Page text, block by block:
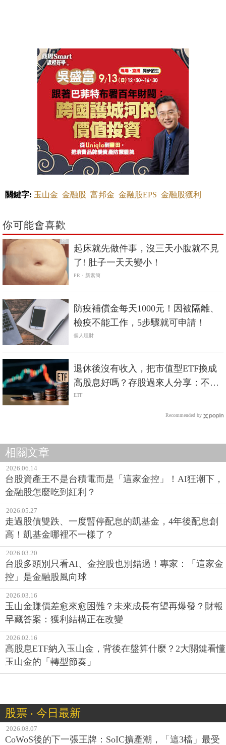
關鍵字: 玉山金 金融股 富邦金 金融股EPS 金融股獲利
你可能會喜歡
PR
起床就先做件事，沒三天小腹就不見
了! 肚子一天天變小！
PR・新素簡
防疫補償金每天1000元！因被隔離、
檢疫不能工作，5步驟就可申請！
個人理財
退休後沒有收入，把市值型ETF換成
高股息好嗎？存股過來人分享：不會
轉向高股息
ETF
Recommended by
相關文章
2026.06.14
台股資產王不是台積電而是「這家金控」！AI狂潮下，
金融股怎麼吃到紅利？
2026.05.27
走過股債雙跌、一度暫停配息的凱基金，4年後配息創
高！凱基金哪裡不一樣了？
2026.03.20
台股多頭別只看AI、金控股也別錯過！專家：「這家金
控」是金融股風向球
2026.03.16
玉山金賺價差愈來愈困難？未來成長有望再爆發？財報
早藏答案：獲利結構正在改變
2026.02.16
高股息ETF納入玉山金，背後在盤算什麼？2大關鍵看懂
玉山金的「轉型節奏」
股票 ‧ 今日最新
2026.08.07
CoWoS後的下一張王牌：SoIC擴產潮，「這3檔」最受